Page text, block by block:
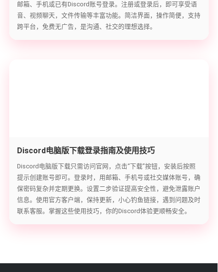
邮箱、手机或已有Discord账号登录。注册或登录后，即可享受语
音、视频聊天，文件传输等丰富功能。简洁界面，操作简便，支持
跨平台，免费无广告，是沟通、社交的理想选择。
Discord电脑版下载登录指南及使用技巧
Discord电脑版下载只需访问官网，点击“下载”按钮，安装后按照
提示创建账号即可。登录时，用邮箱、手机号或社交媒体账号，确
保密码复杂并定期更换。设置二步验证提高安全性，避免泄露账户
信息。使用官方客户端，保持更新，小心钓鱼链接，遇到问题及时
联系客服。掌握这些使用技巧，你的Discord体验更顺畅安全。